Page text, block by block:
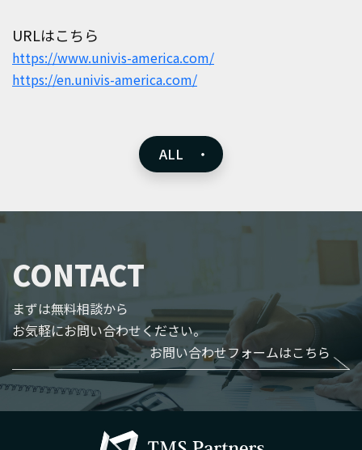
URLはこちら
https://www.univis-america.com/
https://en.univis-america.com/
ALL ・
CONTACT
まずは無料相談から
お気軽にお問い合わせください。
お問い合わせフォームはこちら